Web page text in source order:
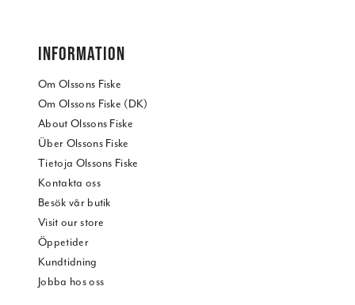
INFORMATION
Om Olssons Fiske
Om Olssons Fiske (DK)
About Olssons Fiske
Über Olssons Fiske
Tietoja Olssons Fiske
Kontakta oss
Besök vår butik
Visit our store
Öppetider
Kundtidning
Jobba hos oss